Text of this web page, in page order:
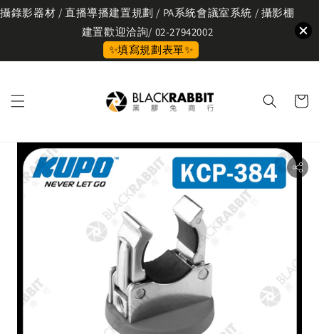
攝錄影器材 / 直播導播建置規劃 / PA系統會議室系統 / 攝影棚
建置歡迎洽詢/ 02-27942002
✨填寫規劃表單✨